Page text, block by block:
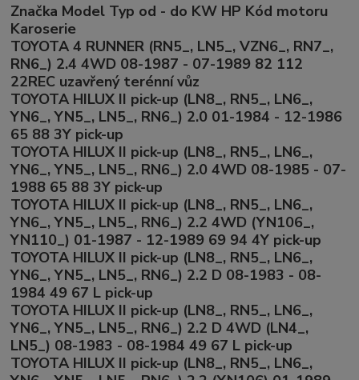
Značka Model Typ od - do KW HP Kód motoru
Karoserie
TOYOTA 4 RUNNER (RN5_, LN5_, VZN6_, RN7_,
RN6_) 2.4 4WD 08-1987 - 07-1989 82 112
22REC uzavřený terénní vůz
TOYOTA HILUX II pick-up (LN8_, RN5_, LN6_,
YN6_, YN5_, LN5_, RN6_) 2.0 01-1984 - 12-1986
65 88 3Y pick-up
TOYOTA HILUX II pick-up (LN8_, RN5_, LN6_,
YN6_, YN5_, LN5_, RN6_) 2.0 4WD 08-1985 - 07-
1988 65 88 3Y pick-up
TOYOTA HILUX II pick-up (LN8_, RN5_, LN6_,
YN6_, YN5_, LN5_, RN6_) 2.2 4WD (YN106_,
YN110_) 01-1987 - 12-1989 69 94 4Y pick-up
TOYOTA HILUX II pick-up (LN8_, RN5_, LN6_,
YN6_, YN5_, LN5_, RN6_) 2.2 D 08-1983 - 08-
1984 49 67 L pick-up
TOYOTA HILUX II pick-up (LN8_, RN5_, LN6_,
YN6_, YN5_, LN5_, RN6_) 2.2 D 4WD (LN4_,
LN5_) 08-1983 - 08-1984 49 67 L pick-up
TOYOTA HILUX II pick-up (LN8_, RN5_, LN6_,